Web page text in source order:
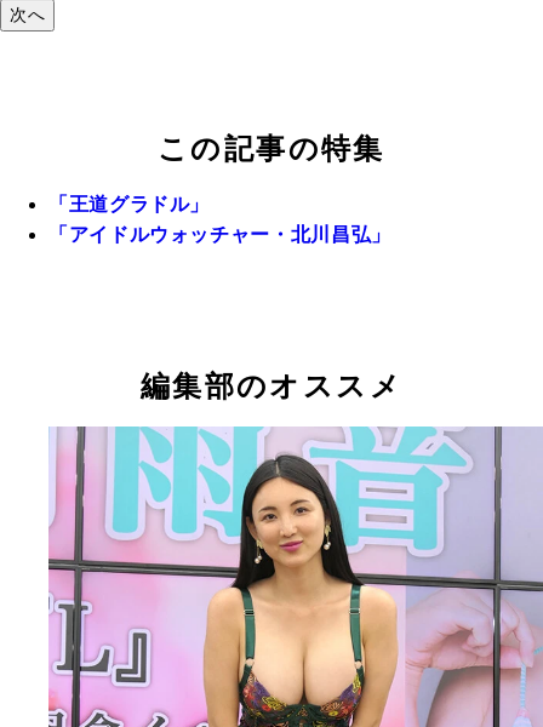
次へ
この記事の特集
「王道グラドル」
「アイドルウォッチャー・北川昌弘」
編集部のオススメ